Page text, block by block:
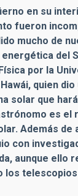
en su
fueron
mucho de
del
por la
quien dio
solar que hará
es el
Además de
con
aunque ello
los